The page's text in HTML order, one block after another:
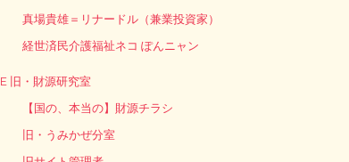
真場貴雄＝リナードル（兼業投資家）
経世済民介護福祉ネコ ぽんニャン
E 旧・財源研究室
【国の、本当の】財源チラシ
旧・うみかぜ分室